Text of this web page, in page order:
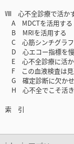
Ⅷ 心不全診療で活か
A MDCTを活用する
B MRIを活用する
C 心筋シンチグラフ
D 心エコー指標を慢
E 心不全診療に活か
F この血液検査は見
G 確定診断に欠か
H 心不全でこそ活
索 引